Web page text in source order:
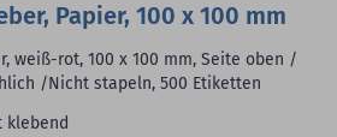
Papier, 100 x 100 mm
weiß-rot, 100 x 100 mm, Seite oben /
/Nicht stapeln, 500 Etiketten
klebend